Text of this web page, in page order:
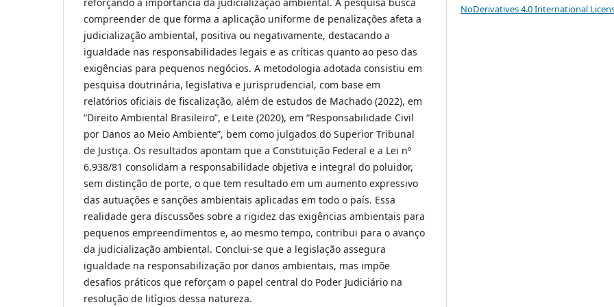
reforçando a importância da judicialização ambiental. A pesquisa busca
compreender de que forma a aplicação uniforme de penalizações afeta a
judicialização ambiental, positiva ou negativamente, destacando a
igualdade nas responsabilidades legais e as críticas quanto ao peso das
exigências para pequenos negócios. A metodologia adotada consistiu em
pesquisa doutrinária, legislativa e jurisprudencial, com base em
relatórios oficiais de fiscalização, além de estudos de Machado (2022), em
“Direito Ambiental Brasileiro”, e Leite (2020), em “Responsabilidade Civil
por Danos ao Meio Ambiente”, bem como julgados do Superior Tribunal
de Justiça. Os resultados apontam que a Constituição Federal e a Lei nº
6.938/81 consolidam a responsabilidade objetiva e integral do poluidor,
sem distinção de porte, o que tem resultado em um aumento expressivo
das autuações e sanções ambientais aplicadas em todo o país. Essa
realidade gera discussões sobre a rigidez das exigências ambientais para
pequenos empreendimentos e, ao mesmo tempo, contribui para o avanço
da judicialização ambiental. Conclui-se que a legislação assegura
igualdade na responsabilização por danos ambientais, mas impõe
desafios práticos que reforçam o papel central do Poder Judiciário na
resolução de litígios dessa natureza.
NoDerivatives 4.0 International